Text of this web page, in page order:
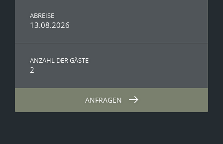
ABREISE
13.08.2026
ANZAHL DER GÄSTE
2
ANFRAGEN